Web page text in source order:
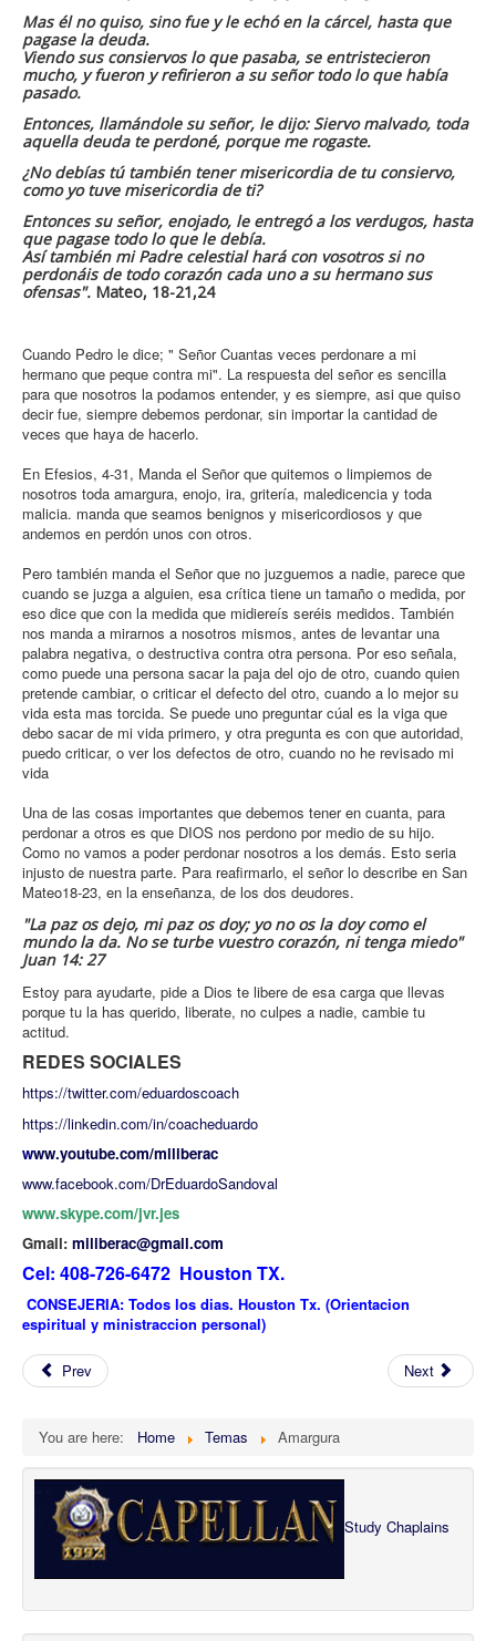
Mas él no quiso, sino fue y le echó en la cárcel, hasta que
pagase la deuda.
Viendo sus consiervos lo que pasaba, se entristecieron
mucho, y fueron y refirieron a su señor todo lo que había
pasado.
Entonces, llamándole su señor, le dijo: Siervo malvado, toda
aquella deuda te perdoné, porque me rogaste.
¿No debías tú también tener misericordia de tu consiervo,
como yo tuve misericordia de ti?
Entonces su señor, enojado, le entregó a los verdugos, hasta
que pagase todo lo que le debía.
Así también mi Padre celestial hará con vosotros si no
perdonáis de todo corazón cada uno a su hermano sus
ofensas". Mateo, 18-21,24
Cuando Pedro le dice; " Señor Cuantas veces perdonare a mi
hermano que peque contra mi". La respuesta del señor es sencilla
para que nosotros la podamos entender, y es siempre, asi que quiso
decir fue, siempre debemos perdonar, sin importar la cantidad de
veces que haya de hacerlo.
En Efesios, 4-31, Manda el Señor que quitemos o limpiemos de
nosotros toda amargura, enojo, ira, gritería, maledicencia y toda
malicia. manda que seamos benignos y misericordiosos y que
andemos en perdón unos con otros.
Pero también manda el Señor que no juzguemos a nadie, parece que
cuando se juzga a alguien, esa crítica tiene un tamaño o medida, por
eso dice que con la medida que midiereís seréis medidos. También
nos manda a mirarnos a nosotros mismos, antes de levantar una
palabra negativa, o destructiva contra otra persona. Por eso señala,
como puede una persona sacar la paja del ojo de otro, cuando quien
pretende cambiar, o criticar el defecto del otro, cuando a lo mejor su
vida esta mas torcida. Se puede uno preguntar cúal es la viga que
debo sacar de mi vida primero, y otra pregunta es con que autoridad,
puedo criticar, o ver los defectos de otro, cuando no he revisado mi
vida
Una de las cosas importantes que debemos tener en cuanta, para
perdonar a otros es que DIOS nos perdono por medio de su hijo.
Como no vamos a poder perdonar nosotros a los demás. Esto seria
injusto de nuestra parte. Para reafirmarlo, el señor lo describe en San
Mateo18-23, en la enseñanza, de los dos deudores.
"La paz os dejo, mi paz os doy; yo no os la doy como el
mundo la da. No se turbe vuestro corazón, ni tenga miedo"
Juan 14: 27
Estoy para ayudarte, pide a Dios te libere de esa carga que llevas
porque tu la has querido, liberate, no culpes a nadie, cambie tu
actitud.
REDES SOCIALES
https://twitter.com/eduardoscoach
https://linkedin.com/in/coacheduardo
www.youtube.com/miliberac
www.facebook.com/DrEduardoSandoval
www.skype.com/jvr.jes
Gmail: miliberac@gmail.com
Cel: 408-726-6472 Houston TX.
CONSEJERIA: Todos los dias. Houston Tx. (Orientacion
espiritual y ministraccion personal)
Prev Next
You are here: Home Temas Amargura
Study Chaplains